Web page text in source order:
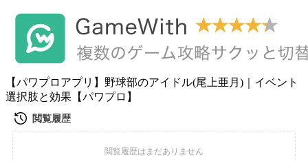
【パワプロアプリ】野球部のアイドル(尾上亜月)｜イベント
選択肢と効果【パワプロ】